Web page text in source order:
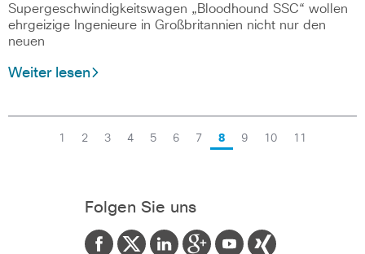
Supergeschwindigkeitswagen „Bloodhound SSC“ wollen
ehrgeizige Ingenieure in Großbritannien nicht nur den
neuen
Weiter lesen
1 2 3 4 5 6 7 8 9 10 11
Folgen Sie uns